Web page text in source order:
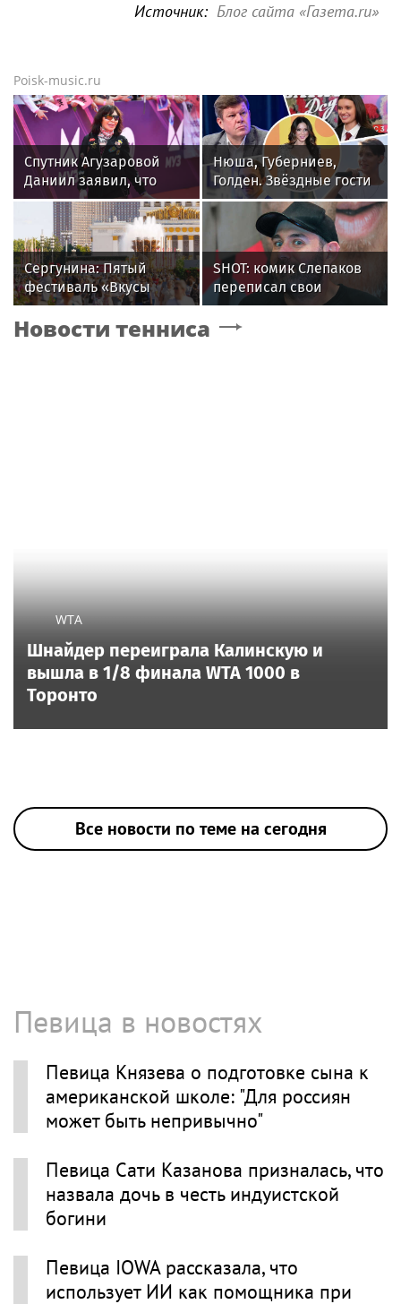
Источник: Блог сайта «Газета.ru»
Poisk-music.ru
Спутник Агузаровой
Даниил заявил, что
решал рабочие
вопросы с певицей в
отеле
Нюша, Губерниев,
Голден. Звёздные гости
«Дня физкультурника»
в Москве
Сергунина: Пятый
фестиваль «Вкусы
России» пройдет в
Москве 13–23 августа
SHOT: комик Слепаков
переписал свои
квартиры в РФ на
родителей после
Новости тенниса
WTA
Шнайдер переиграла Калинскую и
вышла в 1/8 финала WTA 1000 в
Торонто
Все новости по теме на сегодня
Певица в новостях
Певица Князева о подготовке сына к
американской школе: "Для россиян
может быть непривычно"
Певица Сати Казанова призналась, что
назвала дочь в честь индуистской
богини
Певица IOWA рассказала, что
использует ИИ как помощника при